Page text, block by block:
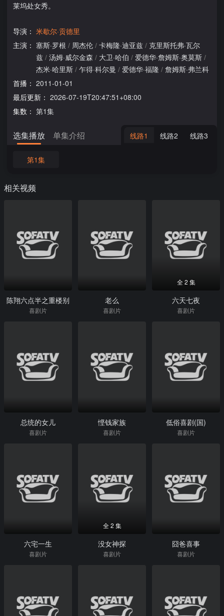
莱坞处女秀。
导演： 米歇尔·贡德里
主演： 塞斯·罗根 / 周杰伦 / 卡梅隆·迪亚兹 / 克里斯托弗·瓦尔
兹 / 汤姆·威尔金森 / 大卫·哈伯 / 爱德华·詹姆斯·奥莫斯 /
杰米·哈里斯 / 乍得·科尔曼 / 爱德华·福隆 / 詹姆斯·弗兰科
首播： 2011-01-01
最后更新： 2026-07-19T20:47:51+08:00
集数： 第1集
选集播放 单集介绍 线路1 线路2 线路3
第1集
相关视频
陈翔六点半之重楼别
喜剧片
老么
喜剧片
全 2 集
六天七夜
喜剧片
总统的女儿
喜剧片
悭钱家族
喜剧片
低俗喜剧(国)
喜剧片
六宅一生
喜剧片
全 2 集
没女神探
喜剧片
囧爸喜事
喜剧片